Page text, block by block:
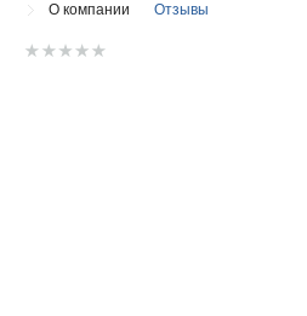
О компании Отзывы